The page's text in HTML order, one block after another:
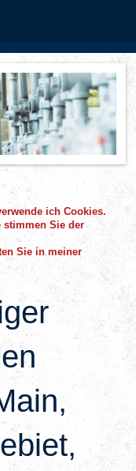
ich Cookies.
stimmen Sie der
Sie in meiner